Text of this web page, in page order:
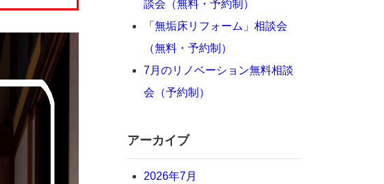
談会（無料・予約制）
「無垢床リフォーム」相談会
（無料・予約制）
7月のリノベーション無料相談
会（予約制）
アーカイブ
2026年7月